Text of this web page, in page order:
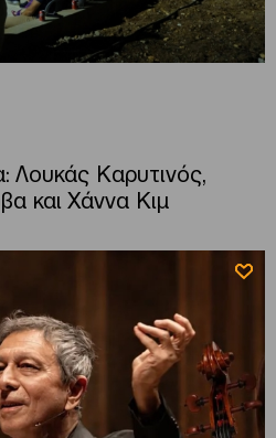
Λουκάς Καρυτινός,
και Χάννα Κιμ